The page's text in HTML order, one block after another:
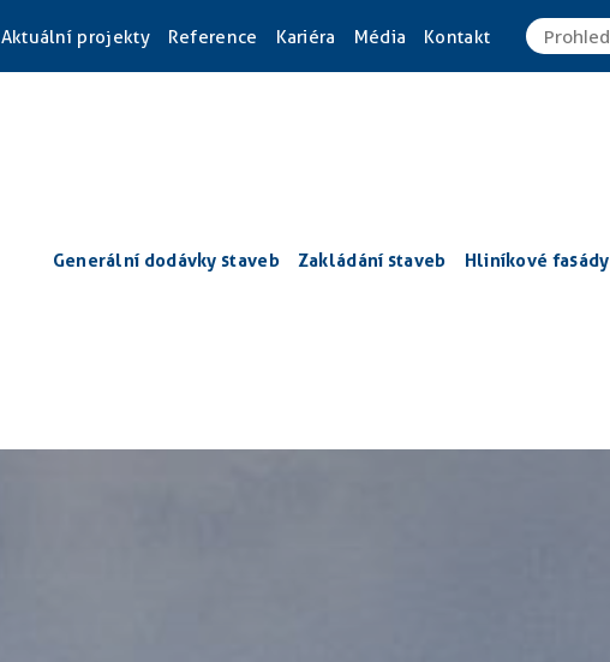
Aktuální projekty Reference Kariéra Média Kontakt
Generální dodávky staveb Zakládání staveb Hliníkové fasády